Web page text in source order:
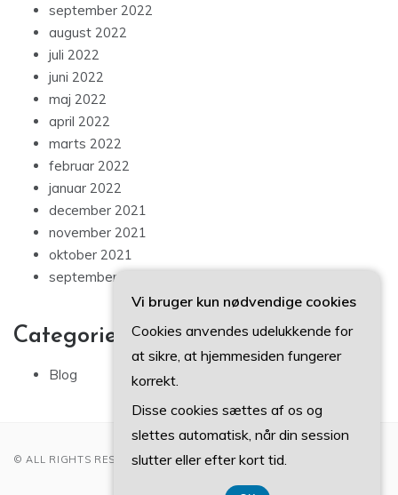
september 2022
august 2022
juli 2022
juni 2022
maj 2022
april 2022
marts 2022
februar 2022
januar 2022
december 2021
november 2021
oktober 2021
september 2021
Categories
Blog
© ALL RIGHTS RESERVED 2022
Vi bruger kun nødvendige cookies
Cookies anvendes udelukkende for
at sikre, at hjemmesiden fungerer
korrekt.
Disse cookies sættes af os og
slettes automatisk, når din session
slutter eller efter kort tid.